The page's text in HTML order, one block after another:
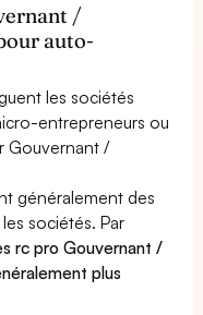
/
auto-
les sociétés
entrepreneurs ou
Gouvernant /
généralement des
sociétés. Par
rc pro Gouvernant /
plus